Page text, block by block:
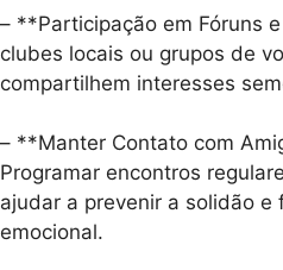
– **Participação em Fóruns
clubes locais ou grupos de
compartilhem interesses
– **Manter Contato com
Programar encontros
ajudar a prevenir a solidão e
emocional.